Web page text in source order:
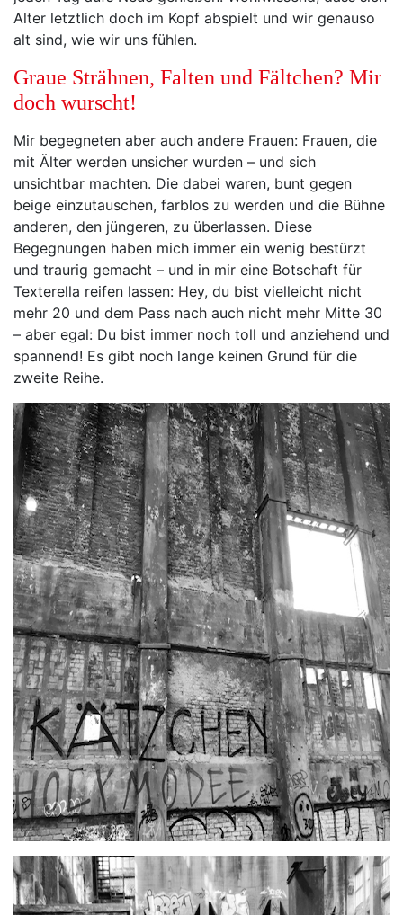
Alter letztlich doch im Kopf abspielt und wir genauso
alt sind, wie wir uns fühlen.
Graue Strähnen, Falten und Fältchen? Mir
doch wurscht!
Mir begegneten aber auch andere Frauen: Frauen, die
mit Älter werden unsicher wurden – und sich
unsichtbar machten. Die dabei waren, bunt gegen
beige einzutauschen, farblos zu werden und die Bühne
anderen, den jüngeren, zu überlassen. Diese
Begegnungen haben mich immer ein wenig bestürzt
und traurig gemacht – und in mir eine Botschaft für
Texterella reifen lassen: Hey, du bist vielleicht nicht
mehr 20 und dem Pass nach auch nicht mehr Mitte 30
– aber egal: Du bist immer noch toll und anziehend und
spannend! Es gibt noch lange keinen Grund für die
zweite Reihe.